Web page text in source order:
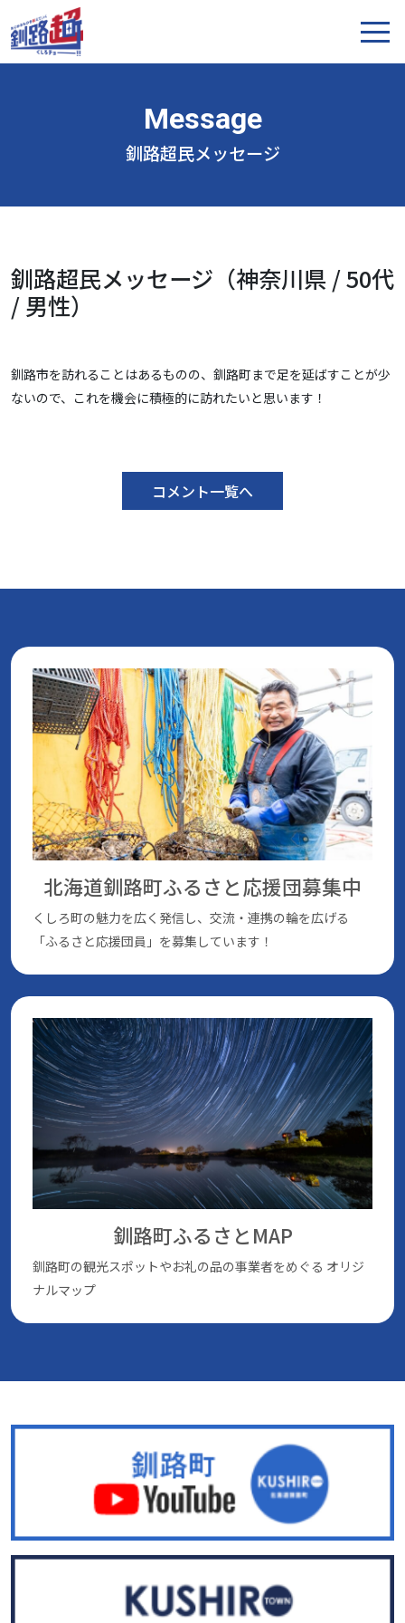
釧路超民メッセージ
釧路超民メッセージ（神奈川県 / 50代
/ 男性）
釧路市を訪れることはあるものの、釧路町まで足を延ばすことが少
ないので、これを機会に積極的に訪れたいと思います！
コメント一覧へ
北海道釧路町ふるさと応援団募集中
くしろ町の魅⼒を広く発信し、交流・連携の輪を広げる
「ふるさと応援団員」を募集しています！
釧路町ふるさとMAP
釧路町の観光スポットやお礼の品の事業者をめぐる オリジ
ナルマップ